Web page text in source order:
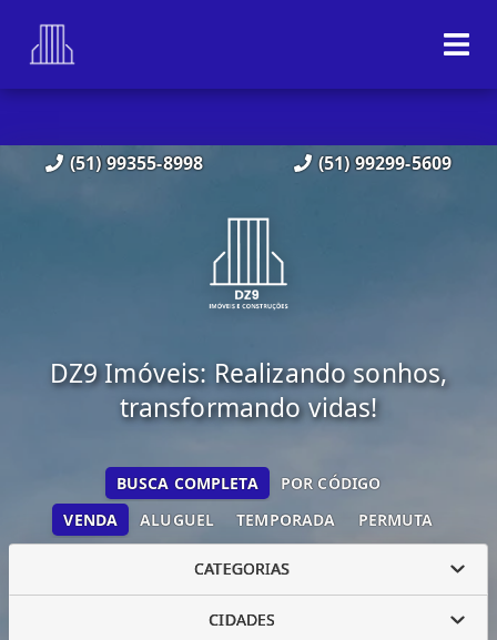
(51) 99355-8998 (51) 99299-5609
DZ9 Imóveis: Realizando sonhos,
transformando vidas!
VENDA ALUGUEL TEMPORADA PERMUTA
BUSCA COMPLETA POR CÓDIGO
CATEGORIAS
CIDADES